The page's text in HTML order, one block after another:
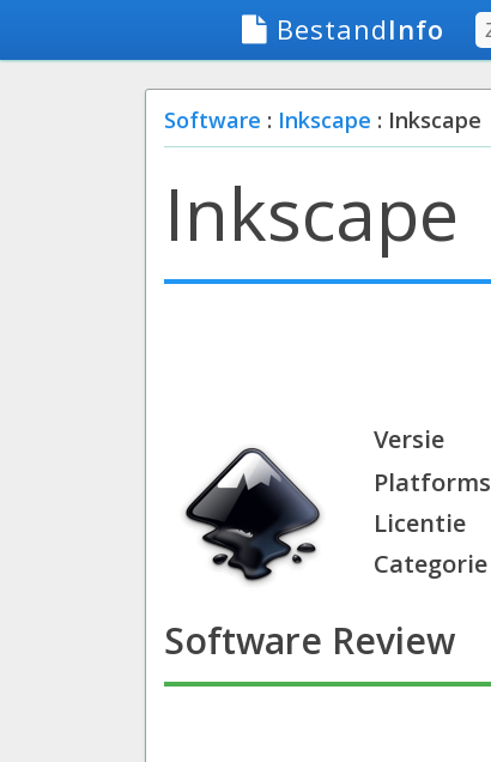
BestandInfo
Software : Inkscape : Inkscape
Inkscape
Versie
Platforms
Licentie
Categorie
Software Review